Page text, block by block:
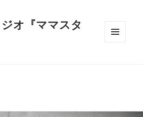
オ『ママスタ